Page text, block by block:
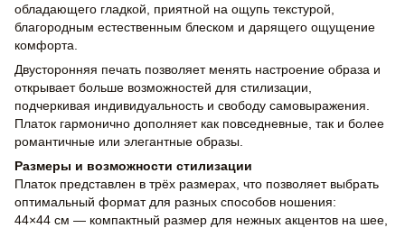
обладающего гладкой, приятной на ощупь текстурой,
благородным естественным блеском и дарящего ощущение
комфорта.
Двусторонняя печать позволяет менять настроение образа и
открывает больше возможностей для стилизации,
подчеркивая индивидуальность и свободу самовыражения.
Платок гармонично дополняет как повседневные, так и более
романтичные или элегантные образы.
Размеры и возможности стилизации
Платок представлен в трёх размерах, что позволяет выбрать
оптимальный формат для разных способов ношения:
44×44 см — компактный размер для нежных акцентов на шее,